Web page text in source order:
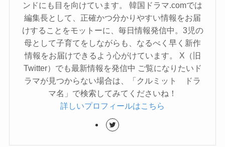
ンドにも目を向けています。 韓国ドラマ.comでは
編集長として、正確かつ分かりやすい情報をお届
けすることをモットーに、毎日情報発信中。3児の
母として子育てをしながらも、なるべく早く新作
情報をお届けできるよう心がけています。 X（旧
Twitter）でも最新情報を発信中 ご覧になりたいド
ラマが見つからない場合は、「クルミット ドラ
マ名」で検索してみてくださいね！
詳しいプロフィールはこちら